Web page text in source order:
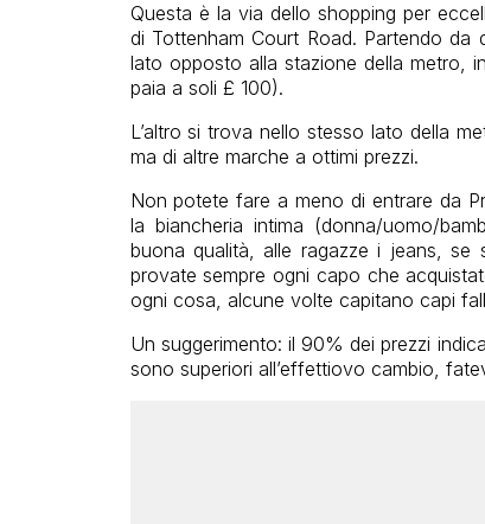
Questa è la via dello shopping per
di Tottenham Court Road. Partendo
lato opposto alla stazione della metro,
paia a soli £ 100).
L’altro si trova nello stesso lato della
ma di altre marche a ottimi prezzi.
Non potete fare a meno di entrare da
la biancheria intima (donna/uomo/
buona qualità, alle ragazze i jeans,
provate sempre ogni capo che
ogni cosa, alcune volte capitano capi
Un suggerimento: il 90% dei prezzi
sono superiori all’effettiovo cambio,